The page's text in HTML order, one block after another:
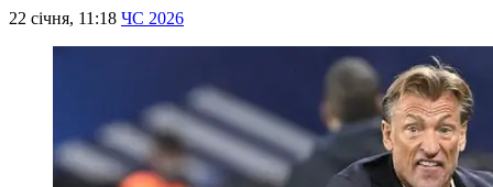
22 січня, 11:18 ЧС 2026